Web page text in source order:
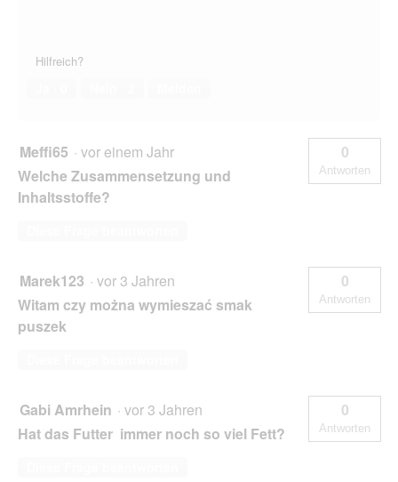
Hilfreich?
Meffi65 · vor einem Jahr
Welche Zusammensetzung und
Inhaltsstoffe?
0
Antworten
Marek123 · vor 3 Jahren
Witam czy można wymieszać smak
puszek
0
Antworten
Gabi Amrhein · vor 3 Jahren
Hat das Futter immer noch so viel Fett?
0
Antworten